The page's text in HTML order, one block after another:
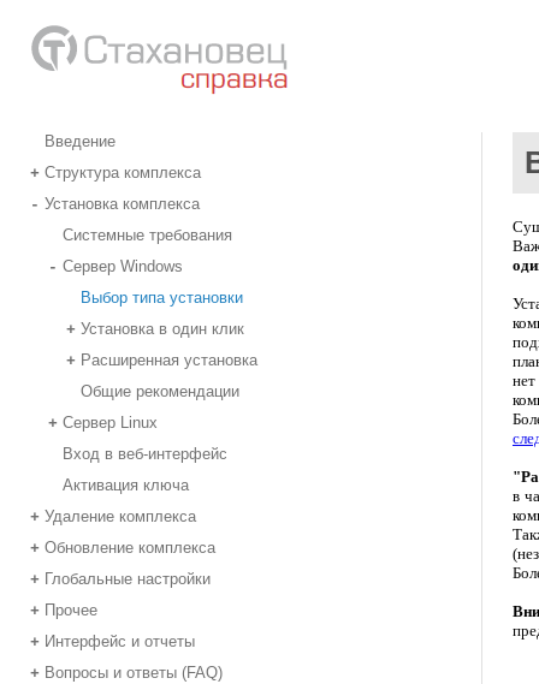
Введение
+ Структура комплекса
- Установка комплекса
Системные требования
- Сервер Windows
Выбор типа установки
+ Установка в один клик
+ Расширенная установка
Общие рекомендации
+ Сервер Linux
Вход в веб-интерфейс
Активация ключа
+ Удаление комплекса
+ Обновление комплекса
+ Глобальные настройки
+ Прочее
+ Интерфейс и отчеты
+ Вопросы и ответы (FAQ)
в